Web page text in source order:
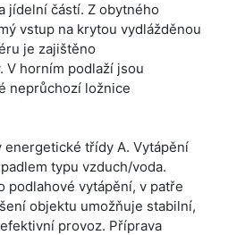
jídelní částí. Z obytného
vstup na krytou vydlážděnou
je zajištěno
V horním podlaží jsou
neprůchozí ložnice
energetické třídy A. Vytápění
typu vzduch/voda.
podlahové vytápění, v patře
objektu umožňuje stabilní,
provoz. Příprava